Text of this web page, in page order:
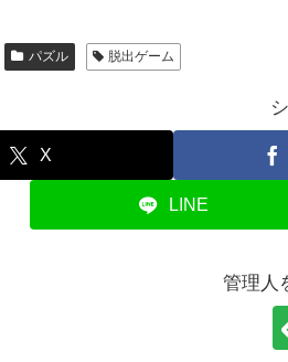
パズル 脱出ゲーム
X
LINE
管理人